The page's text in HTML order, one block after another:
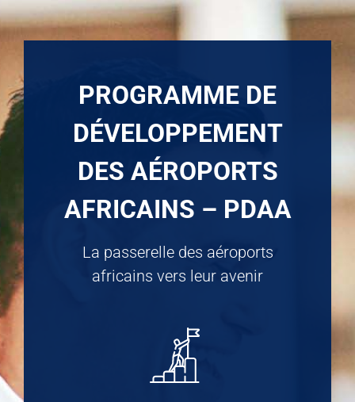
PROGRAMME DE
DÉVELOPPEMENT
DES AÉROPORTS
AFRICAINS – PDAA
La passerelle des aéroports
africains vers leur avenir